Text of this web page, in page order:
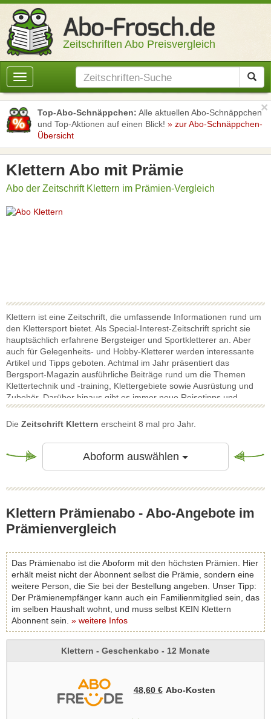
Zeitschriften Abo Preisvergleich
Toggle
navigation
Top-Abo-Schnäppchen: Alle aktuellen Abo-Schnäppchen
und Top-Aktionen auf einen Blick! » zur Abo-Schnäppchen-
Übersicht
×
Klettern Abo mit Prämie
Abo der Zeitschrift Klettern im Prämien-Vergleich
Klettern ist eine Zeitschrift, die umfassende Informationen rund um
den Klettersport bietet. Als Special-Interest-Zeitschrift spricht sie
hauptsächlich erfahrene Bergsteiger und Sportkletterer an. Aber
auch für Gelegenheits- und Hobby-Kletterer werden interessante
Artikel und Tipps geboten. Achtmal im Jahr präsentiert das
Bergsport-Magazin ausführliche Beiträge rund um die Themen
Klettertechnik und -training, Klettergebiete sowie Ausrüstung und
Zubehör. Darüber hinaus gibt es immer neue Reisetipps und
individuelle Tourenvorschläge. Bei Klettern steht zwar der Sport im
Mittelpunkt, jedoch soll die Zeitschrift auch die Verbundenheit der
Kletterer zur Natur widerspiegeln. Mit diesem Konzept kommt die
Zeitschrift Klettern bei ihrer Leserschaft gut an, denn sie zählt zu
den führenden Zeitschriften im Bereich Bergsport-Magazine. Die
Zeitschrift Klettern ist als Prämienabo oder Jahresabo erhältlich. Mit
Freude bereiten.
Die Zeitschrift Klettern erscheint 8 mal pro Jahr.
Aboform auswählen Toggle
Klettern Prämienabo - Abo-Angebote im
Prämienvergleich
Das Prämienabo ist die Aboform mit den höchsten Prämien. Hier
erhält meist nicht der Abonnent selbst die Prämie, sondern eine
weitere Person, die Sie bei der Bestellung angeben. Unser Tipp:
Der Prämienempfänger kann auch ein Familienmitglied sein, das
im selben Haushalt wohnt, und muss selbst KEIN Klettern
Abonnent sein. » weitere Infos
Klettern - Geschenkabo - 12 Monate
48,60 € Abo‑Kosten